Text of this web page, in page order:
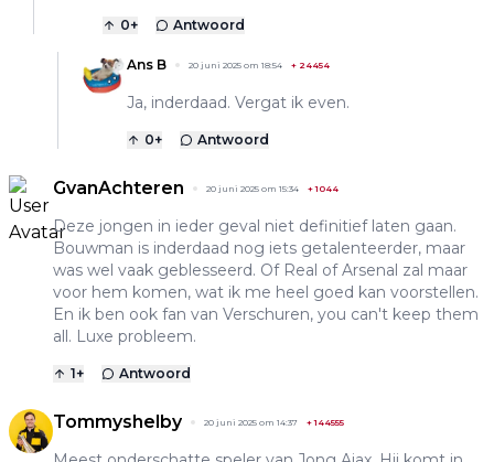
0+ Antwoord
Ans B 20 juni 2025 om 18:54 + 24454
Ja, inderdaad. Vergat ik even.
0+ Antwoord
GvanAchteren 20 juni 2025 om 15:34 +1044
Deze jongen in ieder geval niet definitief laten gaan.
Bouwman is inderdaad nog iets getalenteerder, maar
was wel vaak geblesseerd. Of Real of Arsenal zal maar
voor hem komen, wat ik me heel goed kan voorstellen.
En ik ben ook fan van Verschuren, you can't keep them
all. Luxe probleem.
1+ Antwoord
Tommyshelby 20 juni 2025 om 14:37 +144555